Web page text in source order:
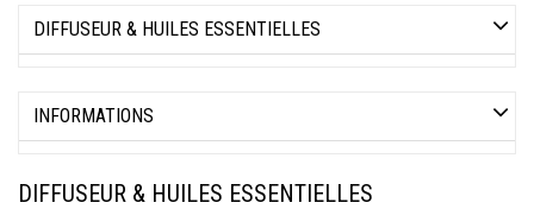
DIFFUSEUR & HUILES ESSENTIELLES
INFORMATIONS
DIFFUSEUR & HUILES ESSENTIELLES